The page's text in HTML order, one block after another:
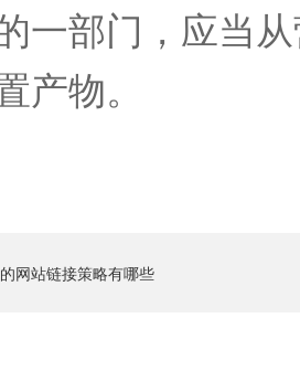
一部门，应当
产物。
网站链接策略有哪些